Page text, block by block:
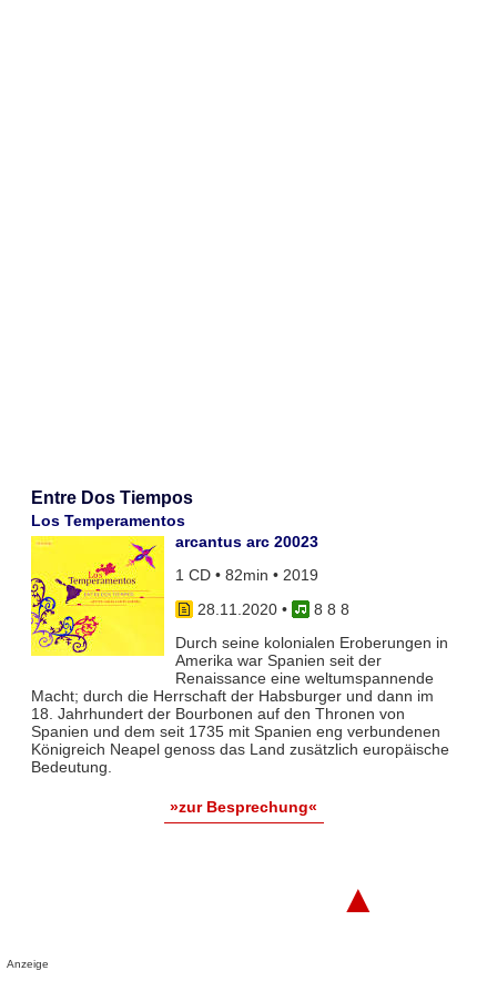
Entre Dos Tiempos
Los Temperamentos
arcantus arc 20023
1 CD • 82min • 2019
28.11.2020•
8 8 8
Durch seine kolonialen Eroberungen in
Amerika war Spanien seit der
Renaissance eine weltumspannende
Macht; durch die Herrschaft der Habsburger und dann im
18. Jahrhundert der Bourbonen auf den Thronen von
Spanien und dem seit 1735 mit Spanien eng verbundenen
Königreich Neapel genoss das Land zusätzlich europäische
Bedeutung.
»zur Besprechung«
▲
Anzeige